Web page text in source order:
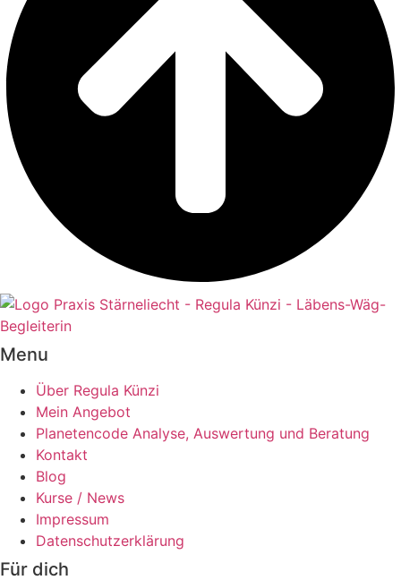
Menu
Über Regula Künzi
Mein Angebot
Planetencode Analyse, Auswertung und Beratung
Kontakt
Blog
Kurse / News
Impressum
Datenschutzerklärung
Für dich